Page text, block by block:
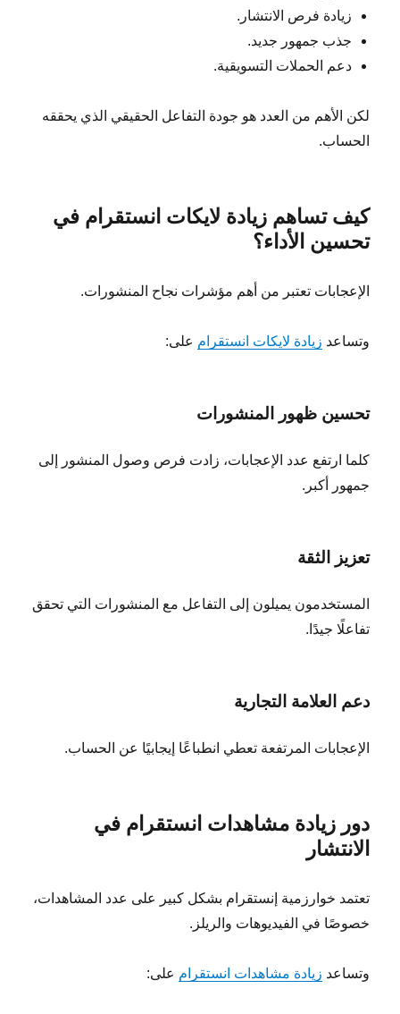
زيادة فرص الانتشار.
جذب جمهور جديد.
دعم الحملات التسويقية.
لكن الأهم من العدد هو جودة التفاعل الحقيقي الذي يحققه
الحساب.
كيف تساهم زيادة لايكات انستقرام في
تحسين الأداء؟
الإعجابات تعتبر من أهم مؤشرات نجاح المنشورات.
وتساعد زيادة لايكات انستقرام على:
تحسين ظهور المنشورات
كلما ارتفع عدد الإعجابات، زادت فرص وصول المنشور إلى
جمهور أكبر.
تعزيز الثقة
المستخدمون يميلون إلى التفاعل مع المنشورات التي تحقق
تفاعلًا جيدًا.
دعم العلامة التجارية
الإعجابات المرتفعة تعطي انطباعًا إيجابيًا عن الحساب.
دور زيادة مشاهدات انستقرام في
الانتشار
تعتمد خوارزمية إنستقرام بشكل كبير على عدد المشاهدات،
خصوصًا في الفيديوهات والريلز.
وتساعد زيادة مشاهدات انستقرام على: